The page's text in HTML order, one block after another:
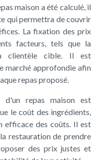
maison a été calculé, il
qui permettra de couvrir
La fixation des prix
facteurs, tels que la
clientèle cible. Il est
marché approfondie afin
repas proposé.
repas maison est
le coût des ingrédients,
efficace des coûts. Il est
restauration de prendre
des prix justes et